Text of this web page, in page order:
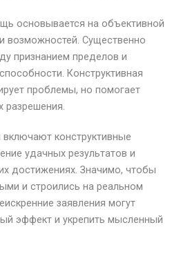
основывается на объективной
возможностей. Существенно
признанием пределов и
Конструктивная
проблемы, но помогает
разрешения.
конструктивные
удачных результатов и
достижениях. Значимо, чтобы
и строились на реальном
заявления могут
эффект и укрепить мысленный